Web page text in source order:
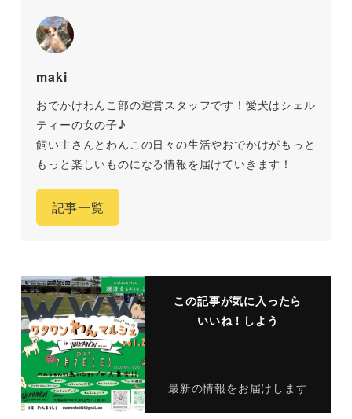
maki
おでかけわんこ部の運営スタッフです！愛犬はシェル
ティーの女の子♪
飼い主さんとわんこの日々の生活やおでかけがもっと
もっと楽しいものになる情報を届けていきます！
記事一覧
この記事が気に入ったら
いいね！しよう
最新の情報をお届けします